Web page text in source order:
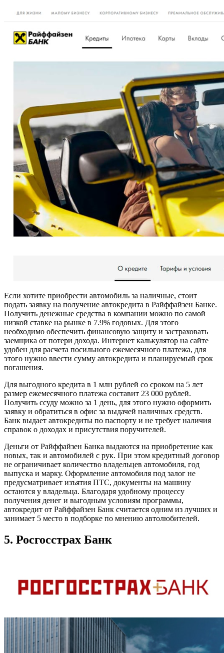
Если хотите приобрести автомобиль за наличные, стоит
подать заявку на получение автокредита в Райффайзен Банке.
Получить денежные средства в компании можно по самой
низкой ставке на рынке в 7.9% годовых. Для этого
необходимо обеспечить финансовую защиту и застраховать
заемщика от потери дохода. Интернет калькулятор на сайте
удобен для расчета посильного ежемесячного платежа, для
этого нужно ввести сумму автокредита и планируемый срок
погашения.
Для выгодного кредита в 1 млн рублей со сроком на 5 лет
размер ежемесячного платежа составит 23 000 рублей.
Получить ссуду можно за 1 день, для этого нужно оформить
заявку и обратиться в офис за выдачей наличных средств.
Банк выдает автокредиты по паспорту и не требует наличия
справок о доходах и присутствия поручителей.
Деньги от Райффайзен Банка выдаются на приобретение как
новых, так и автомобилей с рук. При этом кредитный договор
не ограничивает количество владельцев автомобиля, год
выпуска и марку. Оформление автомобиля под залог не
предусматривает изъятия ПТС, документы на машину
остаются у владельца. Благодаря удобному процессу
получения денег и выгодным условиям программы,
автокредит от Райффайзен Банк считается одним из лучших и
занимает 5 место в подборке по мнению автолюбителей.
5. Росгосстрах Банк